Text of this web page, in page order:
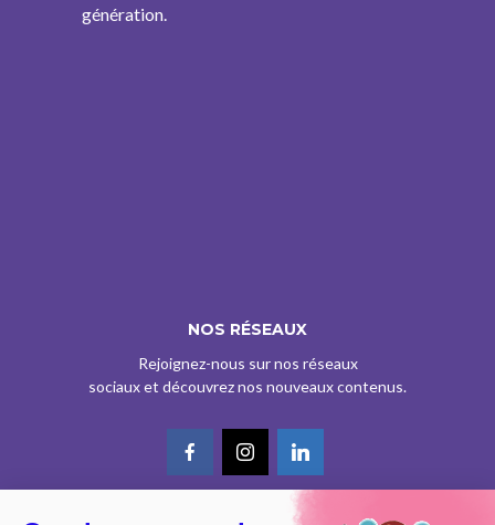
génération.
NOS RÉSEAUX
Rejoignez-nous sur nos réseaux
sociaux et découvrez nos nouveaux contenus.